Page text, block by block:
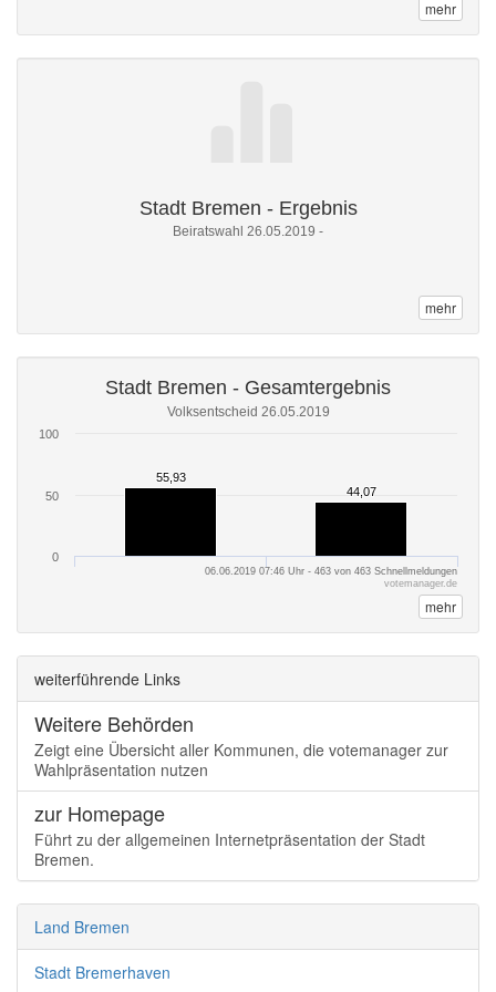
mehr
Stadt Bremen - Ergebnis
Beiratswahl 26.05.2019 -
mehr
06.06.2019 07:46 Uhr - 463 von 463 Schnellmeldungen
Stadt Bremen - Gesamtergebnis
Volksentscheid 26.05.2019
55,93
55,93
44,07
44,07
0
50
100
votemanager.de
mehr
weiterführende Links
Weitere Behörden
Zeigt eine Übersicht aller Kommunen, die votemanager zur
Wahlpräsentation nutzen
zur Homepage
Führt zu der allgemeinen Internetpräsentation der Stadt
Bremen.
Land Bremen
Stadt Bremerhaven